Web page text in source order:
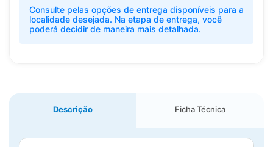
Consulte pelas opções de entrega disponíveis para a
localidade desejada. Na etapa de entrega, você
poderá decidir de maneira mais detalhada.
Descrição Ficha Técnica